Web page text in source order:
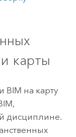
карты
BIM на карту
дисциплине.